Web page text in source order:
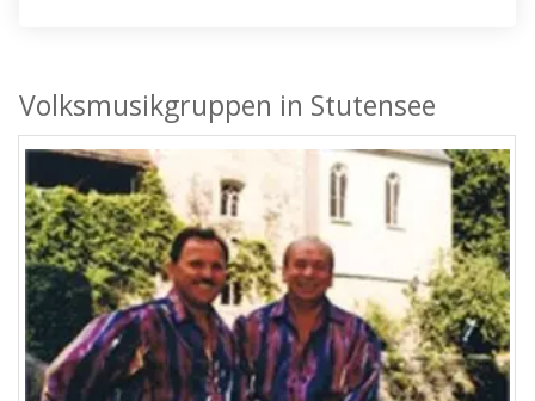
Volksmusikgruppen in Stutensee